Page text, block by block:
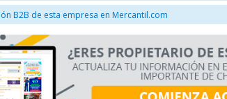
B2B de esta empresa en Mercantil.com